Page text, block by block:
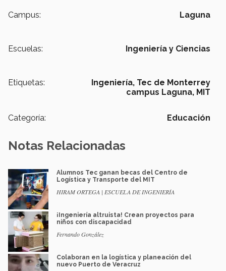
Campus: Laguna
Escuelas: Ingeniería y Ciencias
Etiquetas: Ingeniería, Tec de Monterrey
campus Laguna, MIT
Categoría: Educación
Notas Relacionadas
Alumnos Tec ganan becas del Centro de
Logística y Transporte del MIT
HIRAM ORTEGA | ESCUELA DE INGENIERÍA
¡Ingeniería altruista! Crean proyectos para
niños con discapacidad
Fernando González
Colaboran en la logística y planeación del
nuevo Puerto de Veracruz